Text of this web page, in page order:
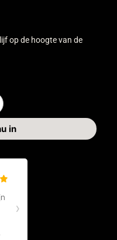
op de hoogte van de